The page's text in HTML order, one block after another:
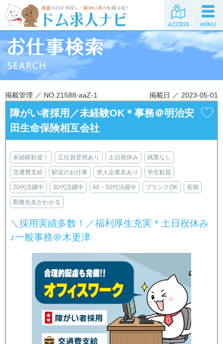
掲載管理 ／ NO.21588-aaZ-1 掲載日 ／ 2023-05-01
障がい者採用／未経験OK＊事務＠明治安
田生命保険相互会社
未経験歓迎！ 正社員登用あり 土日祝休み 残業なし
交通費支給 駅近のお仕事 求人企業名あり 学生歓迎
20代活躍中 30代活躍中 40・50代活躍中 ブランクOK 長期
勤務先名がわかる
＼採用実績多数！／福利厚生充実＊土日祝休み
♪一般事務＠木更津